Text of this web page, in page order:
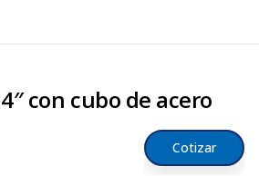
con cubo de acero
Cotizar